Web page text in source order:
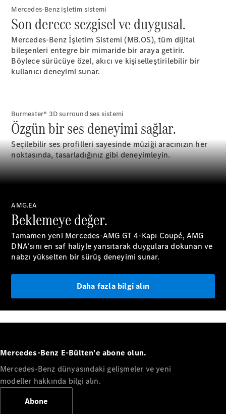
GLE
GLE Coupé
G-
Serisi
G-Serisi
Aracını
Store
Estate
Tüm Estate
CLA
Shooting
Brake
C-Serisi
Estate
Terrain
Tasarla
Test Sürüşü
Kompakt
Mercedes-Benz işletim sistemi
Son derece sezgisel ve duygusal.
Mercedes-Benz İşletim Sistemi (MB.OS), tüm dijital
bileşenleri entegre bir mimaride bir araya getirir.
Böylece sürücüye özel, akıcı ve kişiselleştirilebilir bir
kullanıcı deneyimi sunar.
Burmester® 3D surround ses sistemi
Özgün bir ses deneyimi sağlar.
Seçilebilir ses profilleri sayesinde müziği aracınızın her
noktasında, tasarladığınız gibi deneyimleyin.
AMG.EA
Beklemeye değer.
Tamamen yeni Mercedes-AMG GT 4-Kapı Coupé, AMG
DNA’sını en saf haliyle yansıtarak duygulara dokunan ve
nabzı yükselten bir sürüş deneyimi sunar.
Daha fazla bilgi alın
Mercedes-Benz E-Bülten'e abone olun.
Mercedes-Benz dünyasındaki gelişmeler ve yeni
modeller hakkında bilgi alın.
Abone